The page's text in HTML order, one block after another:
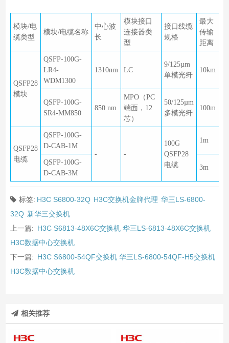
模块/电
缆类型
模块/电缆名称
中心波
长
模块接口
连接器类
型
接口线缆
规格
最大
传输
距离
QSFP28
模块
QSFP-100G-
LR4-
WDM1300
1310nm LC
9/125µm
单模光纤
10km
QSFP-100G-
SR4-MM850
850 nm
MPO（PC
端面，12
芯）
50/125µm
多模光纤
100m
QSFP28
电缆
QSFP-100G-
D-CAB-1M
-
-
100G
QSFP28
电缆
1m
QSFP-100G-
D-CAB-3M
3m
标签: H3C S6800-32Q H3C交换机金牌代理 华三LS-6800-
32Q 新华三交换机
上一篇: H3C S6813-48X6C交换机 华三LS-6813-48X6C交换机
H3C数据中心交换机
下一篇: H3C S6800-54QF交换机 华三LS-6800-54QF-H5交换机
H3C数据中心交换机
相关推荐